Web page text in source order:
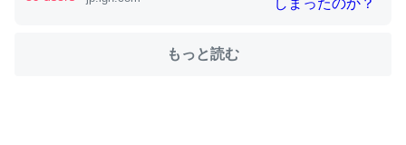
位置情報を共有してる。電池残量や充電中かが分かるので
もっと読む